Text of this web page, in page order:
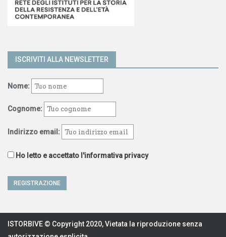
ISCRIVITI ALLA NEWSLETTER
Nome:
Cognome:
Indirizzo email:
Ho letto e accettato l'informativa privacy
ISTORBIVE © Copyright 2020, Vietata la riproduzione senza